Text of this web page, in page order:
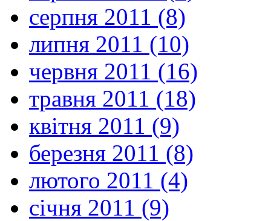
серпня 2011 (8)
липня 2011 (10)
червня 2011 (16)
травня 2011 (18)
квітня 2011 (9)
березня 2011 (8)
лютого 2011 (4)
січня 2011 (9)